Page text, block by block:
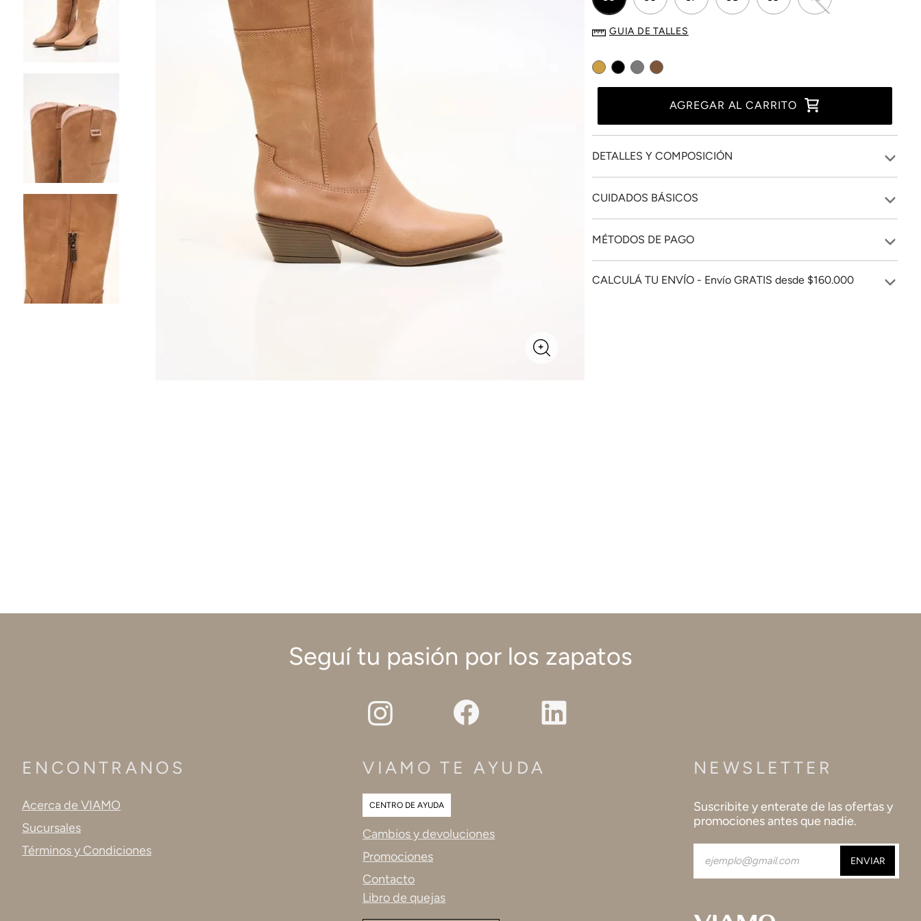
GUIA DE TALLES
AGREGAR AL CARRITO
DETALLES Y COMPOSICIÓN
CUIDADOS BÁSICOS
MÉTODOS DE PAGO
CALCULÁ TU ENVÍO - Envío GRATIS desde $160.000
Seguí tu pasión por los zapatos
ENCONTRANOS
Acerca de VIAMO
Sucursales
Términos y Condiciones
VIAMO TE AYUDA
CENTRO DE AYUDA
Cambios y devoluciones
Promociones
Contacto
Libro de quejas
NEWSLETTER
Suscribite y enterate de las ofertas y
promociones antes que nadie.